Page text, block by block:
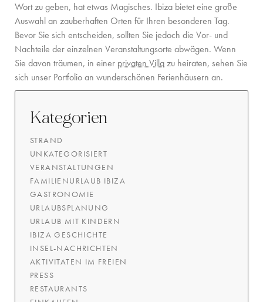
Wort zu geben, hat etwas Magisches. Ibiza bietet eine große
Auswahl an zauberhaften Orten für Ihren besonderen Tag.
Bevor Sie sich entscheiden, sollten Sie jedoch die Vor- und
Nachteile der einzelnen Veranstaltungsorte abwägen. Wenn
Sie davon träumen, in einer privaten Villazu heiraten, sehen Sie
sich unser Portfolio an wunderschönen Ferienhäusern an.
Kategorien
STRAND
UNKATEGORISIERT
VERANSTALTUNGEN
FAMILIENURLAUB IBIZA
GASTRONOMIE
URLAUBSPLANUNG
URLAUB MIT KINDERN
IBIZA GESCHICHTE
INSEL-NACHRICHTEN
AKTIVITATEN IM FREIEN
PRESS
RESTAURANTS